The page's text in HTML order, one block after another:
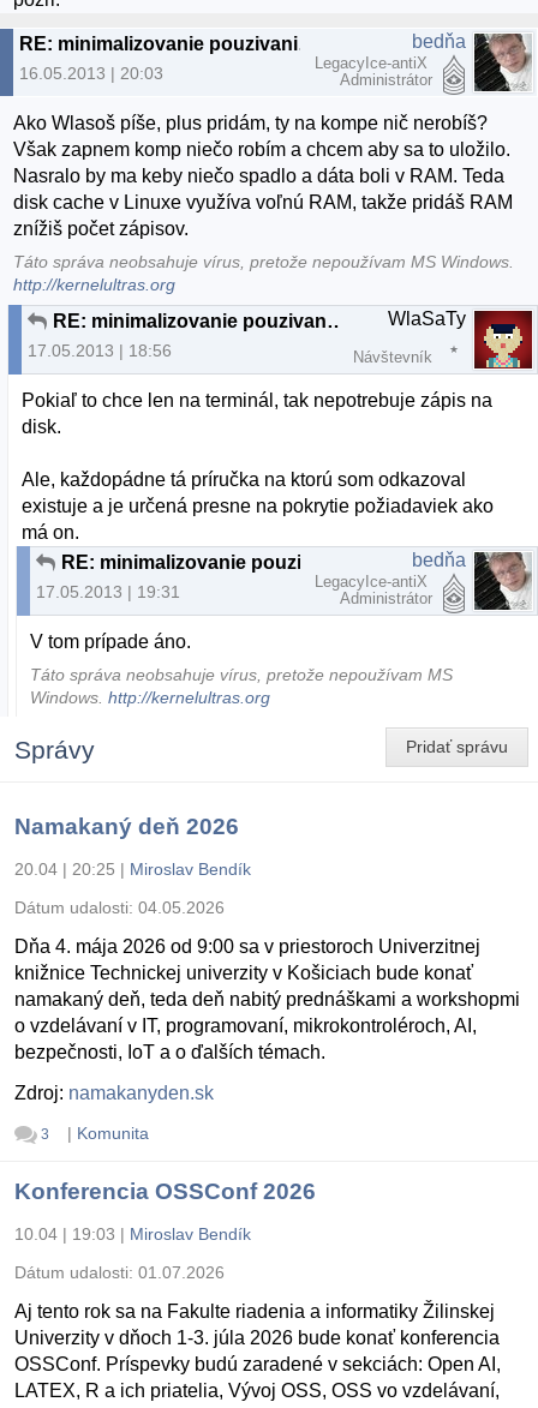
RE: minimalizovanie pouzivania hdd
16.05.2013 | 20:03
bedňa
LegacyIce-antiX
Administrátor
Ako Wlasoš píše, plus pridám, ty na kompe nič nerobíš?
Však zapnem komp niečo robím a chcem aby sa to uložilo.
Nasralo by ma keby niečo spadlo a dáta boli v RAM. Teda
disk cache v Linuxe využíva voľnú RAM, takže pridáš RAM
znížiš počet zápisov.
Táto správa neobsahuje vírus, pretože nepoužívam MS Windows.
http://kernelultras.org
RE: minimalizovanie pouzivania hdd
17.05.2013 | 18:56
WlaSaTy
Návštevník
Pokiaľ to chce len na terminál, tak nepotrebuje zápis na
disk.
Ale, každopádne tá príručka na ktorú som odkazoval
existuje a je určená presne na pokrytie požiadaviek ako
má on.
17.05.2013 | 19:31
bedňa
LegacyIce-antiX
Administrátor
V tom prípade áno.
Táto správa neobsahuje vírus, pretože nepoužívam MS
Windows.http://kernelultras.org
Pridať správu
Správy
Namakaný deň 2026
20.04 | 20:25 | Miroslav Bendík
Dátum udalosti: 04.05.2026
Dňa 4. mája 2026 od 9:00 sa v priestoroch Univerzitnej
knižnice Technickej univerzity v Košiciach bude konať
namakaný deň, teda deň nabitý prednáškami a workshopmi
o vzdelávaní v IT, programovaní, mikrokontroléroch, AI,
bezpečnosti, IoT a o ďalších témach.
Zdroj: namakanyden.sk
3 | Komunita
Konferencia OSSConf 2026
10.04 | 19:03 | Miroslav Bendík
Dátum udalosti: 01.07.2026
Aj tento rok sa na Fakulte riadenia a informatiky Žilinskej
Univerzity v dňoch 1-3. júla 2026 bude konať konferencia
OSSConf. Príspevky budú zaradené v sekciách: Open AI,
LATEX, R a ich priatelia, Vývoj OSS, OSS vo vzdelávaní,